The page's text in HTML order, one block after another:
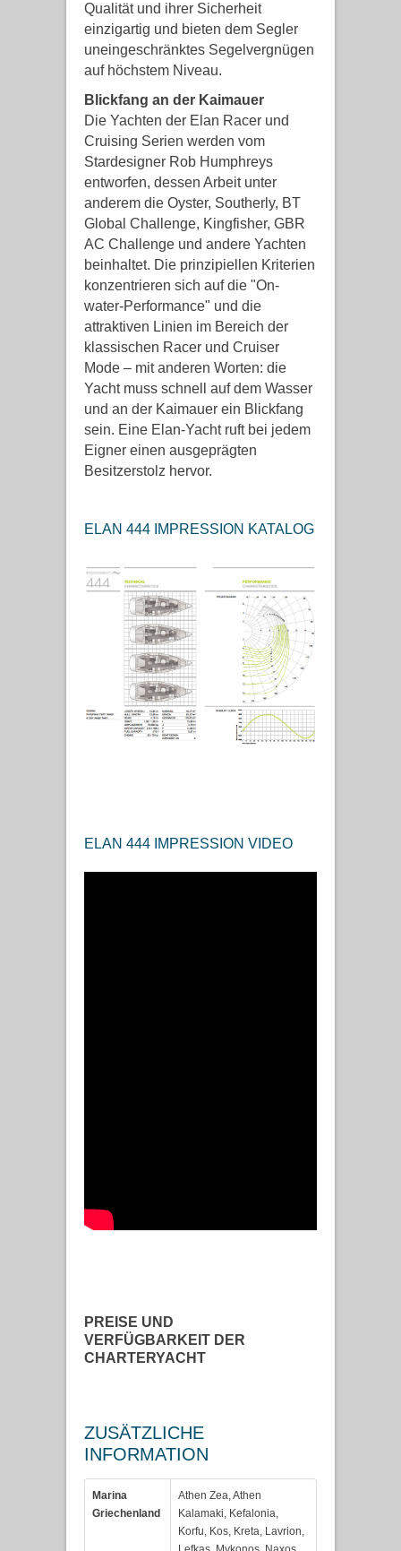
Qualität und ihrer Sicherheit
einzigartig und bieten dem Segler
uneingeschränktes Segelvergnügen
auf höchstem Niveau.
Blickfang an der Kaimauer
Die Yachten der Elan Racer und
Cruising Serien werden vom
Stardesigner Rob Humphreys
entworfen, dessen Arbeit unter
anderem die Oyster, Southerly, BT
Global Challenge, Kingfisher, GBR
AC Challenge und andere Yachten
beinhaltet. Die prinzipiellen Kriterien
konzentrieren sich auf die "On-
water-Performance" und die
attraktiven Linien im Bereich der
klassischen Racer und Cruiser
Mode – mit anderen Worten: die
Yacht muss schnell auf dem Wasser
und an der Kaimauer ein Blickfang
sein. Eine Elan-Yacht ruft bei jedem
Eigner einen ausgeprägten
Besitzerstolz hervor.
ELAN 444 IMPRESSION KATALOG
ELAN 444 IMPRESSION VIDEO
PREISE UND
VERFÜGBARKEIT DER
CHARTERYACHT
ZUSÄTZLICHE
INFORMATION
Marina
Griechenland
Athen Zea, Athen
Kalamaki, Kefalonia,
Korfu, Kos, Kreta, Lavrion,